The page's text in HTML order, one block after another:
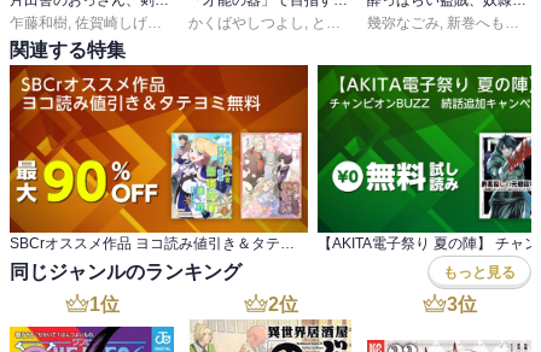
乍藤和樹 佐賀崎しげる 鍋島テツヒロ
かくばやしつよし
とんび
幾弥なごみ 新巻へもん
関連する特集
同じジャンルのランキング もっと見る
1位 2位 3位